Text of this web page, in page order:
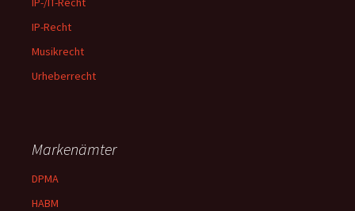
IP-Recht
Musikrecht
Urheberrecht
Markenämter
DPMA
HABM